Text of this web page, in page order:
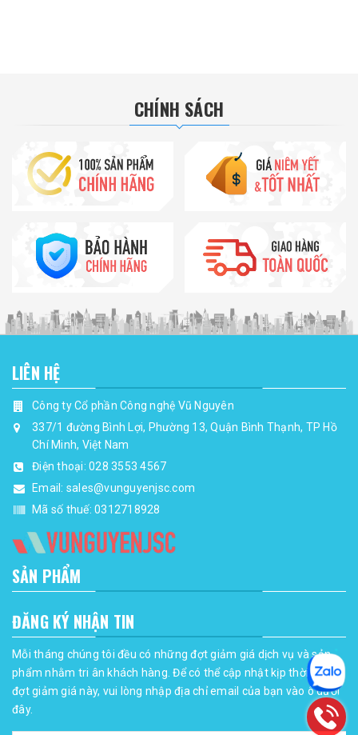
CHÍNH SÁCH
LIÊN HỆ
Công ty Cổ phần Công nghệ Vũ Nguyên
337/1 đường Bình Lợi, Phường 13, Quận Bình Thạnh, TP Hồ
Chí Minh, Việt Nam
Điện thoại: 028 3553 4567
Email: sales@vunguyenjsc.com
Mã số thuế: 0312718928
SẢN PHẨM
ĐĂNG KÝ NHẬN TIN
Mỗi tháng chúng tôi đều có những đợt giảm giá dịch vụ và sản
phẩm nhằm tri ân khách hàng. Để có thể cập nhật kịp thời những
đợt giảm giá này, vui lòng nhập địa chỉ email của bạn vào ô dưới
đây.